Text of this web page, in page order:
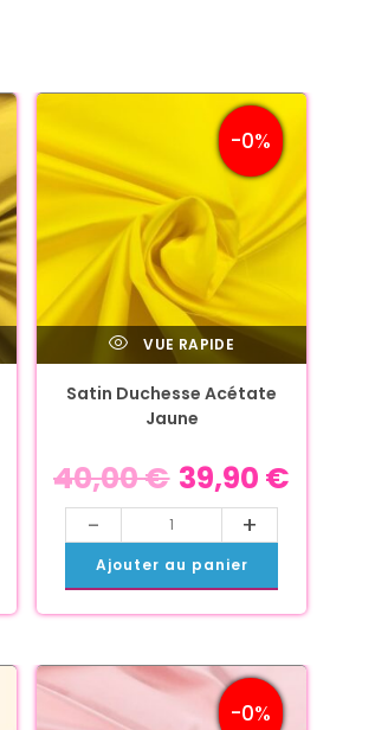
-0%
VUE RAPIDE
Satin Duchesse Acétate
Jaune
40,00€ 39,90 €
- +
Ajouter au panier
-0%